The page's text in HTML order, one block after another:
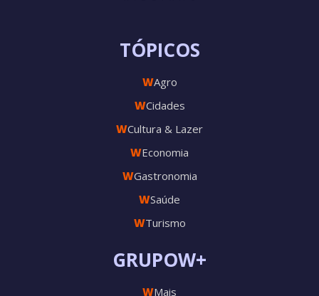
GRUPOW+
WMais
TÓPICOS
WAgro
WCidades
WCultura & Lazer
WEconomia
WGastronomia
WSaúde
WTurismo